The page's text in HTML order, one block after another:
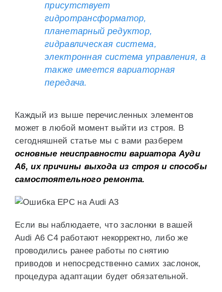
присутствует
гидротрансформатор,
планетарный редуктор,
гидравлическая система,
электронная система управления, а
также имеется вариаторная
передача.
Каждый из выше перечисленных элементов
может в любой момент выйти из строя. В
сегодняшней статье мы с вами разберем
основные неисправности вариатора Ауди
А6, их причины выхода из строя и способы
самостоятельного ремонта.
Если вы наблюдаете, что заслонки в вашей
Audi А6 С4 работают некорректно, либо же
проводились ранее работы по снятию
приводов и непосредственно самих заслонок,
процедура адаптации будет обязательной.